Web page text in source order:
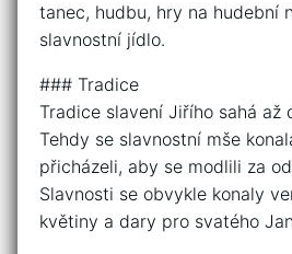
tanec, hudbu, hry na hudební
slavnostní jídlo.
### Tradice
Tradice slavení Jiřího sahá až
Tehdy se slavnostní mše
přicházeli, aby se modlili za
Slavnosti se obvykle konaly
květiny a dary pro svatého